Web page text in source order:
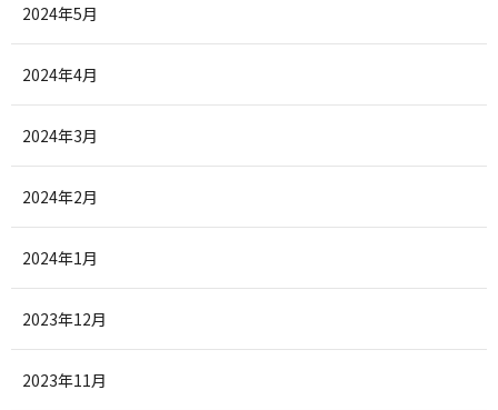
2024年5月
2024年4月
2024年3月
2024年2月
2024年1月
2023年12月
2023年11月